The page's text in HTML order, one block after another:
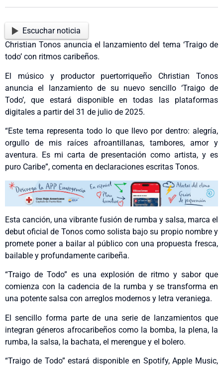
Escuchar noticia
Christian Tonos anuncia el lanzamiento del tema ‘Traigo de
todo’ con ritmos caribeños.
El músico y productor puertorriqueño Christian Tonos
anuncia el lanzamiento de su nuevo sencillo ‘Traigo de
Todo’, que estará disponible en todas las plataformas
digitales a partir del 31 de julio de 2025.
“Este tema representa todo lo que llevo por dentro: alegría,
orgullo de mis raíces afroantillanas, tambores, amor y
aventura. Es mi carta de presentación como artista, y es
puro Caribe”, comenta en declaraciones escritas Tonos.
Esta canción, una vibrante fusión de rumba y salsa, marca el
debut oficial de Tonos como solista bajo su propio nombre y
promete poner a bailar al público con una propuesta fresca,
bailable y profundamente caribeña.
“Traigo de Todo” es una explosión de ritmo y sabor que
comienza con la cadencia de la rumba y se transforma en
una potente salsa con arreglos modernos y letra veraniega.
El sencillo forma parte de una serie de lanzamientos que
integran géneros afrocaribeños como la bomba, la plena, la
rumba, la salsa, la bachata, el merengue y el bolero.
“Traigo de Todo” estará disponible en Spotify, Apple Music,